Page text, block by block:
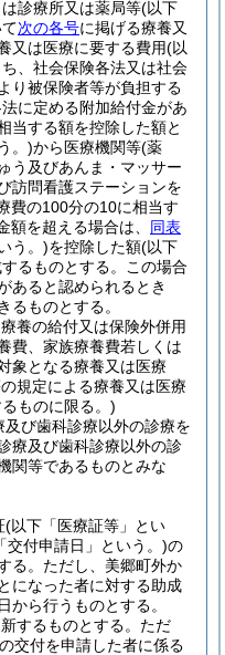
診療所又は薬局等(以下
次の各号に掲げる療養又
又は医療に要する費用(以
、社会保険各法又は社会
り被保険者等が負担する
に定める附加給付金があ
当する額を控除した額と
。)から医療機関等(薬
う及びあんま・マッサー
訪問看護ステーションを
費の100分の10に相当す
額を超える場合は、 同表
う。)を控除した額(以下
るものとする。
この場合
あると認められるとき
るものとする。
養の給付又は保険外併用
費、家族療養費若しくは
象となる療養又は医療
規定による療養又は医療
ものに限る。)
び歯科診療以外の診療を
療及び歯科診療以外の診
関等であるものとみな
(以下「医療証等」とい
交付申請日」という。)の
る。 ただし、美郷町外か
になった者に対する助成
から行うものとする。
するものとする。 ただ
交付を申請した者に係る